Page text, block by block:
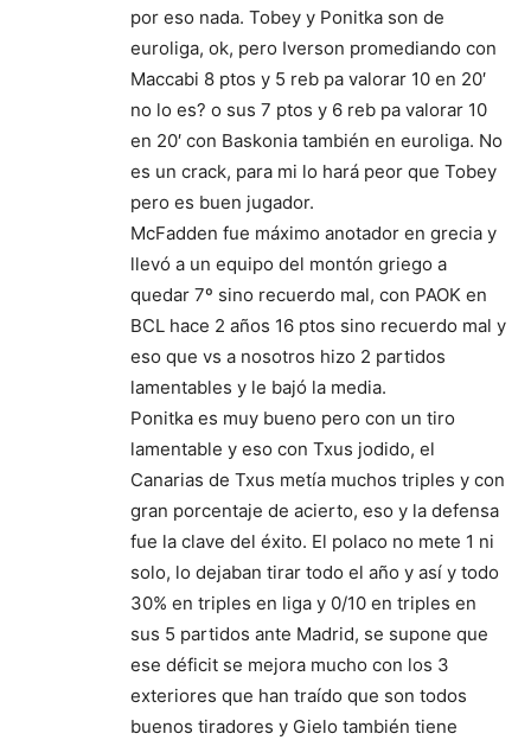
por eso nada. Tobey y Ponitka son de
euroliga, ok, pero Iverson promediando con
Maccabi 8 ptos y 5 reb pa valorar 10 en 20′
no lo es? o sus 7 ptos y 6 reb pa valorar 10
en 20′ con Baskonia también en euroliga. No
es un crack, para mi lo hará peor que Tobey
pero es buen jugador.
McFadden fue máximo anotador en grecia y
llevó a un equipo del montón griego a
quedar 7º sino recuerdo mal, con PAOK en
BCL hace 2 años 16 ptos sino recuerdo mal y
eso que vs a nosotros hizo 2 partidos
lamentables y le bajó la media.
Ponitka es muy bueno pero con un tiro
lamentable y eso con Txus jodido, el
Canarias de Txus metía muchos triples y con
gran porcentaje de acierto, eso y la defensa
fue la clave del éxito. El polaco no mete 1 ni
solo, lo dejaban tirar todo el año y así y todo
30% en triples en liga y 0/10 en triples en
sus 5 partidos ante Madrid, se supone que
ese déficit se mejora mucho con los 3
exteriores que han traído que son todos
buenos tiradores y Gielo también tiene